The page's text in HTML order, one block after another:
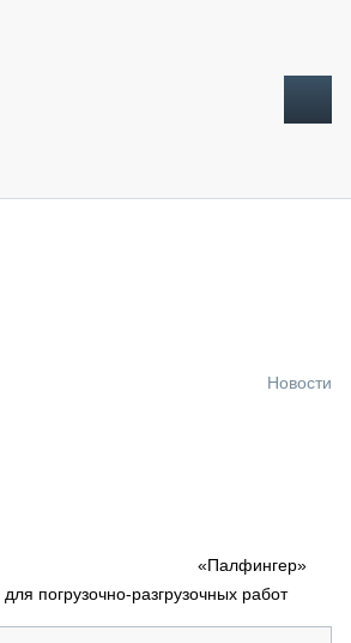
Новости
«Палфингер»
погрузочно-разгрузочных работ